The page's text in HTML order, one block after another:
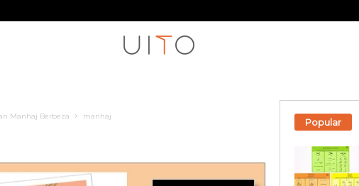
Manhaj Berbeza manhaj
Popular